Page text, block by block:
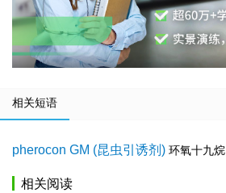
相关短语
pherocon GM (昆虫引诱剂) 环氧十九烷
相关阅读